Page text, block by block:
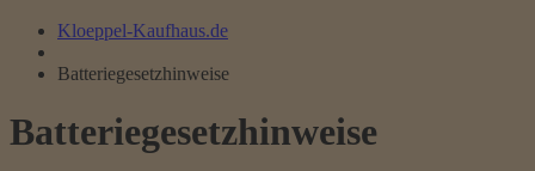
Kloeppel-Kaufhaus.de
Batteriegesetzhinweise
Batteriegesetzhinweise